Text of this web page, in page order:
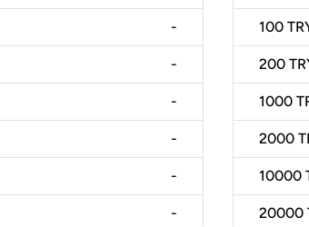
-
-
-
-
-
-
100
200
1000
2000
10000
20000